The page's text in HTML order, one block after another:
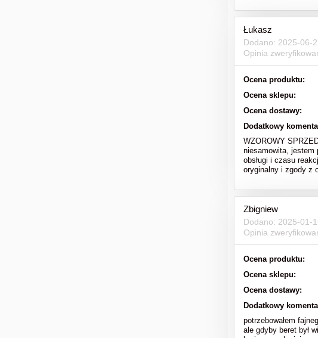
Łukasz
Dodano: 2025-06-
Opinia
Ocena produktu:
Ocena sklepu:
Ocena dostawy:
Dodatkowy
WZOROWY
niesamowita, jestem
obsługi i czasu
oryginalny i zgody z
Zbigniew
Dodano: 2025-01-
Opinia
Ocena produktu:
Ocena sklepu:
Ocena dostawy:
Dodatkowy
potrzebowałem
ale gdyby beret był